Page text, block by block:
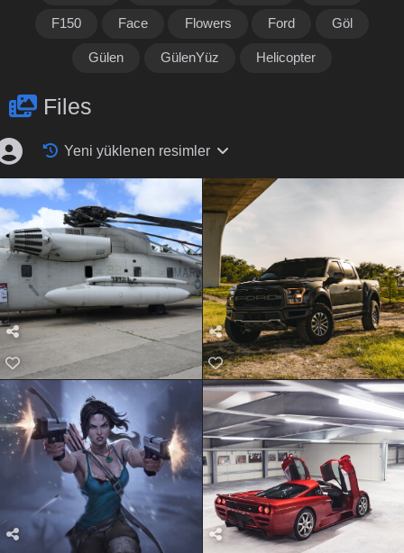
F150 Face Flowers Ford Göl
Gülen GülenYüz Helicopter
Files
Yeni yüklenen resimler